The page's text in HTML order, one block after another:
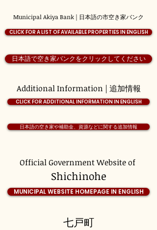
CLICK FOR A LIST OF AVAILABLE PROPERTIES IN ENGLISH
Municipal Akiya Bank | 日本語の市空き家バンク
日本語で空き家バンクをクリックしてください
Additional Information | 追加情報
CLICK FOR ADDITIONAL INFORMATION IN ENGLISH
日本語の空き家や補助金、資源などに関する追加情報
Shichinohe
MUNICIPAL WEBSITE HOMEPAGE IN ENGLISH
Official Government Website of
七戸町